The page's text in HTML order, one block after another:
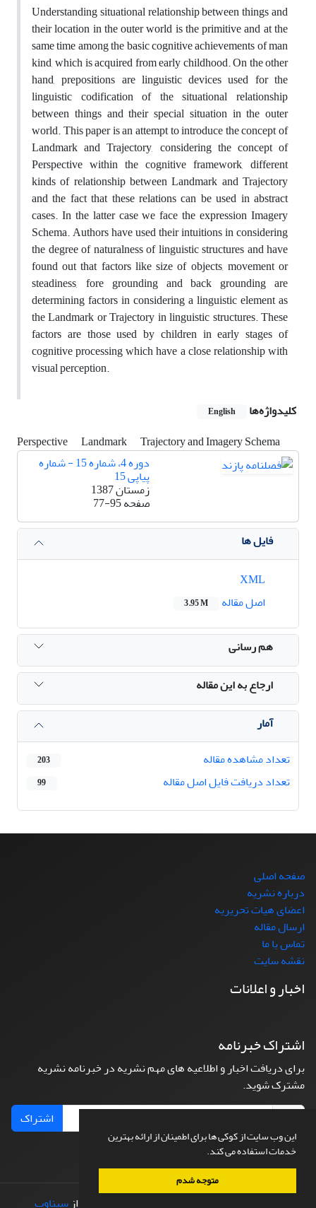
این وب سایت از کوکی ها برای اطمینان از ارائه بهترین
خدمات استفاده می کند.
متوجه شدم
Understanding situational relationship between things and
their location in the outer world is the primitive and at the
same time among the basic cognitive achievements of man
kind, which is acquired from early childhood. On the other
hand, prepositions are linguistic devices used for the
linguistic codification of the situational relationship
between things and their special situation in the outer
world. This paper is an attempt to introduce the concept of
Landmark and Trajectory, considering the concept of
Perspective within the cognitive framework, different
kinds of relationship between Landmark and Trajectory
and the fact that these relations can be used in abstract
cases. In the latter case we face the expression Imagery
Schema. Authors have used their intuitions in considering
the degree of naturalness of linguistic structures and have
found out that factors like size of objects, movement or
steadiness, fore grounding and back grounding are
determining factors in considering a linguistic element as
the Landmark or Trajectory in linguistic structures. These
factors are those used by children in early stages of
cognitive processing which have a close relationship with
visual perception.
کلیدواژه‌ها
English
Perspective Landmark
Trajectory and Imagery Schema
دوره 4، شماره 15 - شماره
پیاپی 15
زمستان 1387
صفحه77-95
فایل ها
اصل مقاله
3.95 M
هم رسانی
ارجاع به این مقاله
آمار
تعداد مشاهده مقاله
203
تعداد دریافت فایل اصل مقاله 99
صفحه اصلی
درباره نشریه
اعضای هیات تحریریه
ارسال مقاله
تماس با ما
نقشه سایت
اخبار و اعلانات
اشتراک خبرنامه
برای دریافت اخبار و اطلاعیه های مهم نشریه در خبرنامه نشریه
مشترک شوید.
اشتراک
طراحی و پیاده سازی از سیناوب